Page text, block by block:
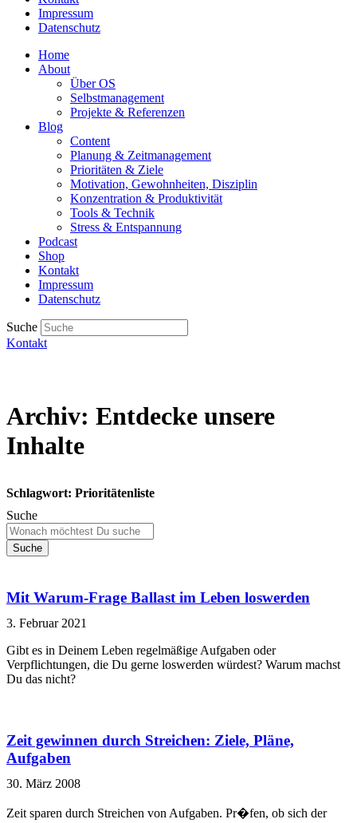
Impressum
Datenschutz
Home
About
Über OS
Selbstmanagement
Projekte & Referenzen
Blog
Content
Planung & Zeitmanagement
Prioritäten & Ziele
Motivation, Gewohnheiten, Disziplin
Konzentration & Produktivität
Tools & Technik
Stress & Entspannung
Podcast
Shop
Kontakt
Impressum
Datenschutz
Suche
Kontakt
Archiv: Entdecke unsere
Inhalte
Schlagwort: Prioritätenliste
Suche
Suche
Mit Warum-Frage Ballast im Leben loswerden
3. Februar 2021
Gibt es in Deinem Leben regelmäßige Aufgaben oder
Verpflichtungen, die Du gerne loswerden würdest? Warum machst
Du das nicht?
Zeit gewinnen durch Streichen: Ziele, Pläne,
Aufgaben
30. März 2008
Zeit sparen durch Streichen von Aufgaben. Pr�fen, ob sich der